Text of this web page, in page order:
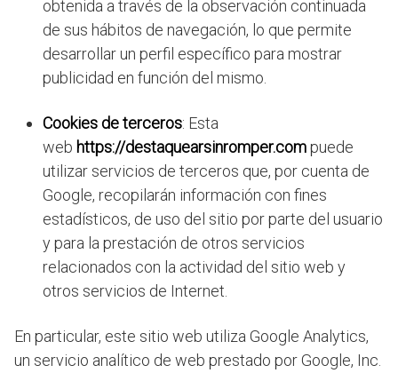
obtenida a través de la observación continuada
de sus hábitos de navegación, lo que permite
desarrollar un perfil específico para mostrar
publicidad en función del mismo.
Cookies de terceros: Esta
web https://destaquearsinromper.compuede
utilizar servicios de terceros que, por cuenta de
Google, recopilarán información con fines
estadísticos, de uso del sitio por parte del usuario
y para la prestación de otros servicios
relacionados con la actividad del sitio web y
otros servicios de Internet.
En particular, este sitio web utiliza Google Analytics,
un servicio analítico de web prestado por Google, Inc.